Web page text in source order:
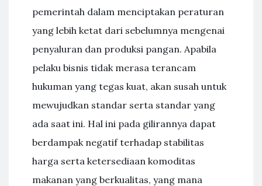
pemerintah dalam menciptakan peraturan
yang lebih ketat dari sebelumnya mengenai
penyaluran dan produksi pangan. Apabila
pelaku bisnis tidak merasa terancam
hukuman yang tegas kuat, akan susah untuk
mewujudkan standar serta standar yang
ada saat ini. Hal ini pada gilirannya dapat
berdampak negatif terhadap stabilitas
harga serta ketersediaan komoditas
makanan yang berkualitas, yang mana